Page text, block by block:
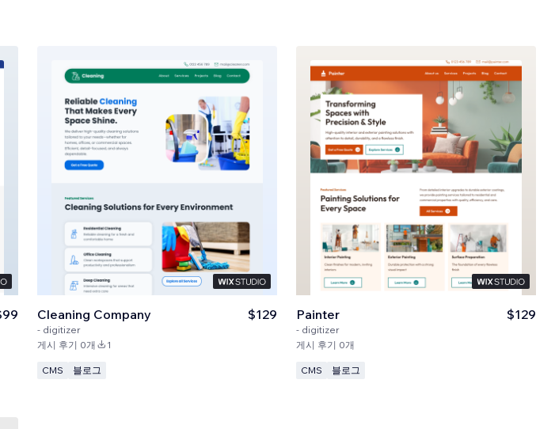
Cleaning Company
- digitizer
$129
게시 후기 0개 1
CMS 블로그
Painter
- digitizer
$129
게시 후기 0개
CMS 블로그